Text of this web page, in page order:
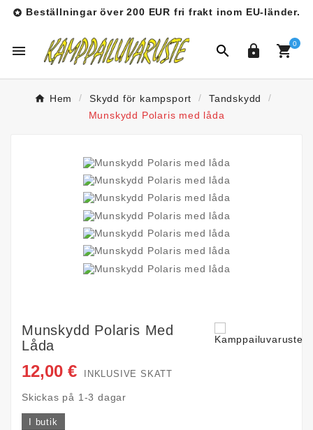
 Beställningar över 200 EUR fri frakt inom EU-länder.
   0
Hem Skydd för kampsport
Tandskydd
Munskydd Polaris med låda
Munskydd Polaris Med
Låda
12,00 € INKLUSIVE SKATT
Skickas på 1-3 dagar
I butik